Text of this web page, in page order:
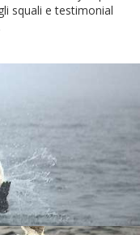
squali e testimonial